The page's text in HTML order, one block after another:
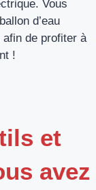
Vous
d’eau
de profiter à
!
et
avez